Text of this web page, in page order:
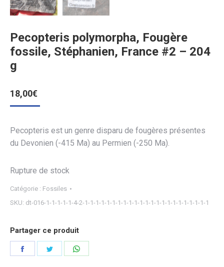
Pecopteris polymorpha, Fougère
fossile, Stéphanien, France #2 – 204
g
18,00€
Pecopteris est un genre disparu de fougères présentes
du Devonien (-415 Ma) au Permien (-250 Ma).
Rupture de stock
Catégorie : Fossiles
SKU: dt-016-1-1-1-1-1-4-2-1-1-1-1-1-1-1-1-1-1-1-1-1-1-1-1-1-1-1-1-1-1-1
Partager ce produit
Partager Partager